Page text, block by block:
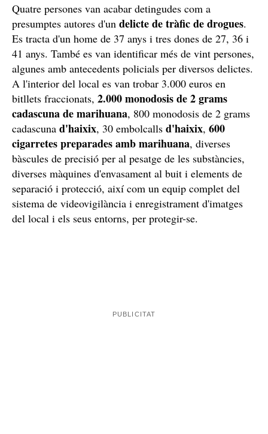
Quatre persones van acabar detingudes com a
presumptes autores d'un delicte de tràfic de drogues.
Es tracta d'un home de 37 anys i tres dones de 27, 36 i
41 anys. També es van identificar més de vint persones,
algunes amb antecedents policials per diversos delictes.
A l'interior del local es van trobar 3.000 euros en
bitllets fraccionats, 2.000 monodosis de 2 grams
cadascuna de marihuana, 800 monodosis de 2 grams
cadascuna d'haixix, 30 embolcalls d'haixix, 600
cigarretes preparades amb marihuana, diverses
bàscules de precisió per al pesatge de les substàncies,
diverses màquines d'envasament al buit i elements de
separació i protecció, així com un equip complet del
sistema de videovigilància i enregistrament d'imatges
del local i els seus entorns, per protegir-se.